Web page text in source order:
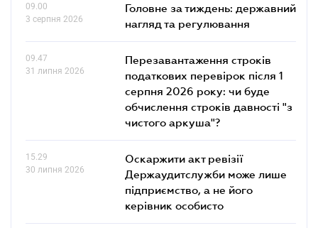
09.00
3 серпня 2026
Головне за тиждень: державний
нагляд та регулювання
09.47
31 липня 2026
Перезавантаження строків
податкових перевірок після 1
серпня 2026 року: чи буде
обчислення строків давності "з
чистого аркуша"?
15.29
30 липня 2026
Оскаржити акт ревізії
Держаудитслужби може лише
підприємство, а не його
керівник особисто